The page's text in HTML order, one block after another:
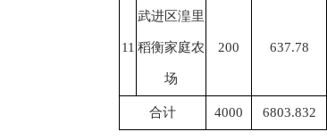
11
武进区湟里
稻衡家庭农
场
200 637.78
合计 4000 6803.832